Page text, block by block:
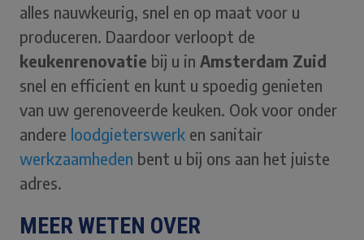
alles nauwkeurig, snel en op maat voor u
produceren. Daardoor verloopt de
keukenrenovatie bij u in Amsterdam Zuid
snel en efficient en kunt u spoedig genieten
van uw gerenoveerde keuken. Ook voor onder
andere loodgieterswerk en sanitair
werkzaamheden bent u bij ons aan het juiste
adres.
MEER WETEN OVER